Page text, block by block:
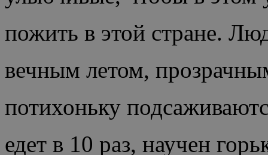
пожить в этой стране.
вечным летом,
потихоньку
едет в 10 раз, научен